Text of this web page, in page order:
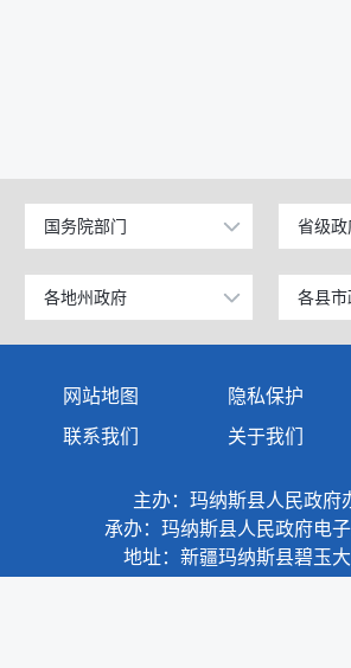
国务院部门
公安部
工业和信息化部
科学技术部
教育部
国家发展和改革委员会
省级政
北京
上海
广东
天津
江苏
山东
浙江
各地州政府
乌鲁木齐市
博尔塔拉蒙古自治州
克拉玛依市
各县市
昌吉市
吉木
奇台
网站地图 隐私保护
联系我们
关于我们
主办：玛纳斯县人民政府
承办：玛纳斯县人民政府电
地址：新疆玛纳斯县碧玉